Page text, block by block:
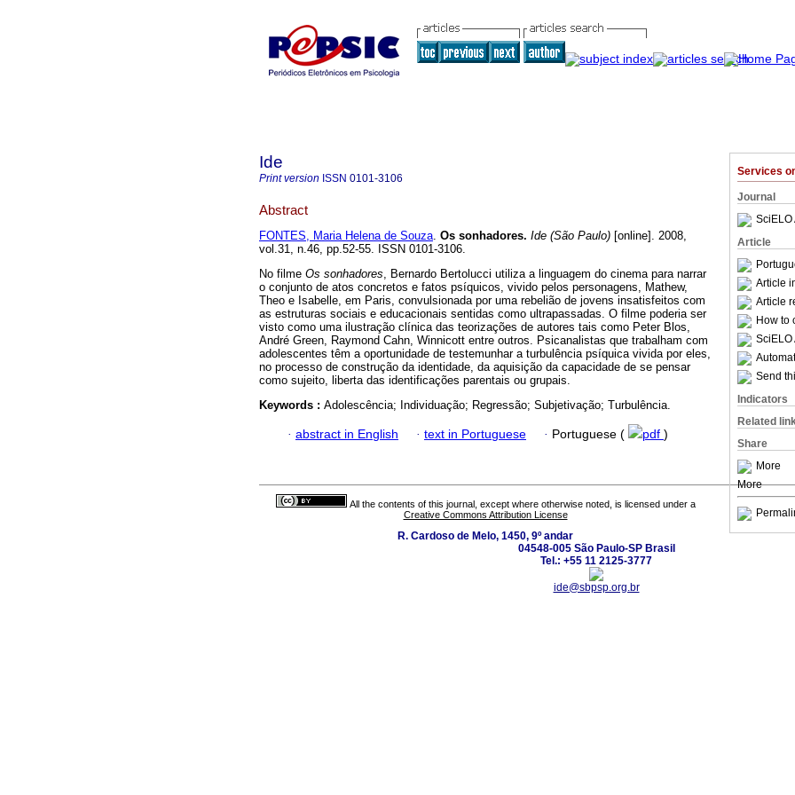
Services
Journal
SciELO
Article
Article
Article
How to
SciELO
Send
Indicators
Related
Share
More
More
Ide
Print version ISSN 0101-3106
Abstract
FONTES, Maria Helena de Souza. Os sonhadores. Ide (São Paulo) [online]. 2008,
vol.31, n.46, pp.52-55. ISSN 0101-3106.
No filme Os sonhadores, Bernardo Bertolucci utiliza a linguagem do cinema para narrar
o conjunto de atos concretos e fatos psíquicos, vivido pelos personagens, Mathew,
Theo e Isabelle, em Paris, convulsionada por uma rebelião de jovens insatisfeitos com
as estruturas sociais e educacionais sentidas como ultrapassadas. O filme poderia ser
visto como uma ilustração clínica das teorizações de autores tais como Peter Blos,
André Green, Raymond Cahn, Winnicott entre outros. Psicanalistas que trabalham com
adolescentes têm a oportunidade de testemunhar a turbulência psíquica vivida por eles,
no processo de construção da identidade, da aquisição da capacidade de se pensar
como sujeito, liberta das identificações parentais ou grupais.
Keywords : Adolescência; Individuação; Regressão; Subjetivação; Turbulência.
· abstract in English · text in Portuguese · Portuguese ( pdf )
All the contents of this journal, except where otherwise noted, is licensed under a
Creative Commons Attribution License
R. Cardoso de Melo, 1450, 9º andar
04548-005 São Paulo-SP Brasil
Tel.: +55 11 2125-3777
ide@sbpsp.org.br